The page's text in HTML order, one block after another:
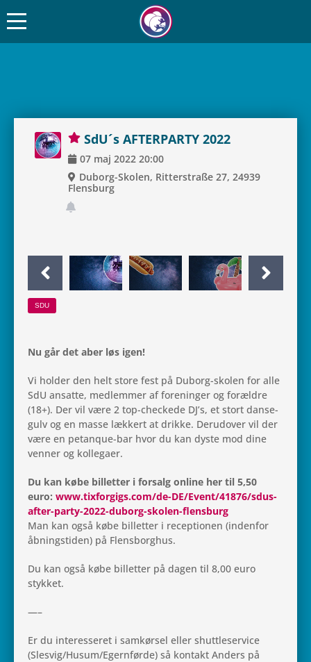
SdU´s AFTER­PARTY 2022
07 maj 2022 20:00
Duborg-Skolen, Rit­ter­straße 27, 24939
Flens­burg
SDU
Nu går det aber løs igen!
Vi holder den helt store fest på Duborg-skolen for alle
SdU ansatte, med­lem­mer af for­e­nin­ger og for­æl­dre
(18+). Der vil være 2 top-check­ede DJ’s, et stort dan­se­
gulv og en masse læk­kert at drikke. Der­u­d­over vil der
være en petanque-bar hvor du kan dyste mod dine
venner og kollegaer.
Du kan købe bil­let­ter i for­salg online her til 5,50
euro: www.tixforgigs.com/de-DE/Event/41876/sdus-
after-party-2022-duborg-skolen-flensburg
Man kan også købe bil­let­ter i recep­tio­nen (inden­for
åbning­sti­den) på Flensborghus.
Du kan også købe bil­let­ter på dagen til 8,00 euro
stykket.
—–
Er du inter­es­se­ret i sam­kør­sel eller shutt­le­ser­vice
(Slesvig/Husum/Egernførde) så kon­takt Anders på